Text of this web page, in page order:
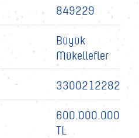
849229
Büyük
Mükellefler
3300212282
600.000.000
TL